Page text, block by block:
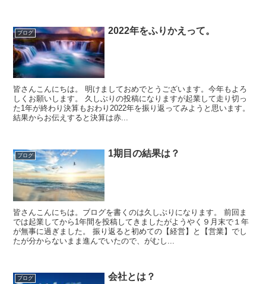
ブログ 2022年をふりかえって。
皆さんこんにちは。 明けましておめでとうございます。今年もよろ
しくお願いします。 久しぶりの投稿になりますが起業して走り切っ
た1年が終わり決算もおわり2022年を振り返ってみようと思います。
結果からお伝えすると決算は赤...
ブログ 1期目の結果は？
皆さんこんにちは。ブログを書くのは久しぶりになります。 前回ま
では起業してから1年間を投稿してきましたがようやく９月末で１年
が無事に過ぎました。 振り返ると初めての【経営】と【営業】でし
たが分からないまま進んでいたので、がむし...
ブログ 会社とは？